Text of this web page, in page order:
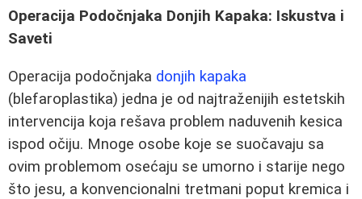
Operacija Podočnjaka Donjih Kapaka: Iskustva i
Saveti
Operacija podočnjaka donjih kapaka
(blefaroplastika) jedna je od najtraženijih estetskih
intervencija koja rešava problem naduvenih kesica
ispod očiju. Mnoge osobe koje se suočavaju sa
ovim problemom osećaju se umorno i starije nego
što jesu, a konvencionalni tretmani poput kremica i